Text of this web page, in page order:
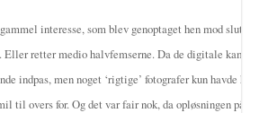
interesse, som blev genoptaget hen mod
Eller retter medio halvfemserne. Da de digitale
indpas, men noget ‘rigtige’ fotografer kun havde
til overs for. Og det var fair nok, da opløsningen på